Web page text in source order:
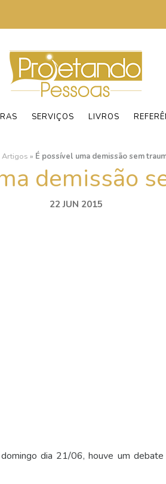
SERVIÇOS LIVROS
Artigos » É possível uma demissão sem
demissão
22 JUN 2015
dia 21/06, houve um debate